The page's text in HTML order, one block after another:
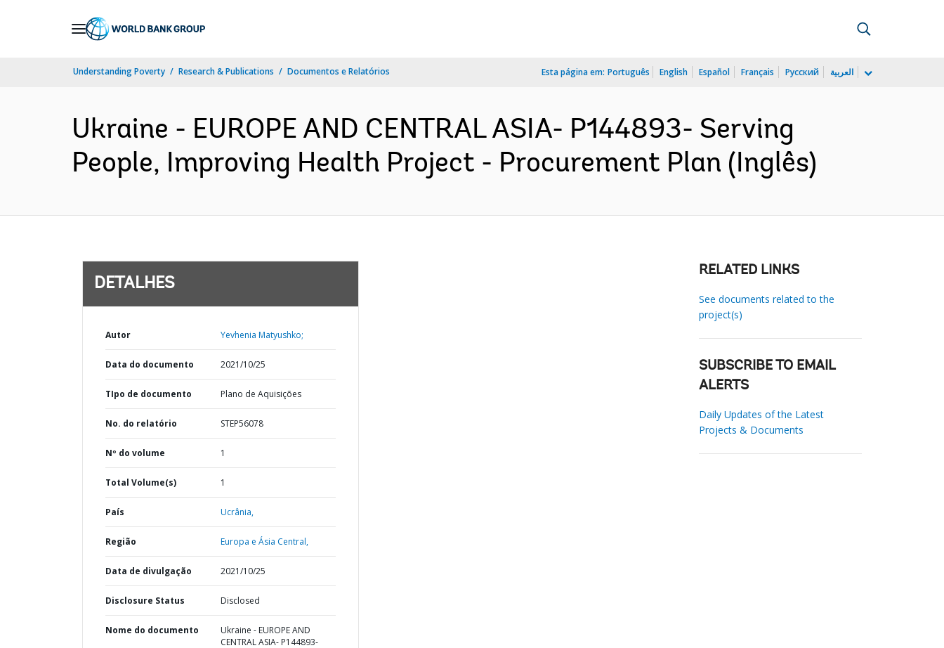
Understanding Poverty Research & Publications Documentos e Relatórios Esta página em: Português English Español Français Русский العربية
Ukraine - EUROPE AND CENTRAL ASIA- P144893- Serving
People, Improving Health Project - Procurement Plan (Inglês)
DETALHES
Autor Yevhenia Matyushko;
Data do documento 2021/10/25
TIpo de documento Plano de Aquisições
No. do relatório STEP56078
Nº do volume 1
Total Volume(s) 1
País Ucrânia,
Região Europa e Ásia Central,
Data de divulgação 2021/10/25
Disclosure Status Disclosed
Nome do documento
Ukraine - EUROPE AND
CENTRAL ASIA- P144893-
RELATED LINKS
See documents related to the
project(s)
SUBSCRIBE TO EMAIL
ALERTS
Daily Updates of the Latest
Projects & Documents